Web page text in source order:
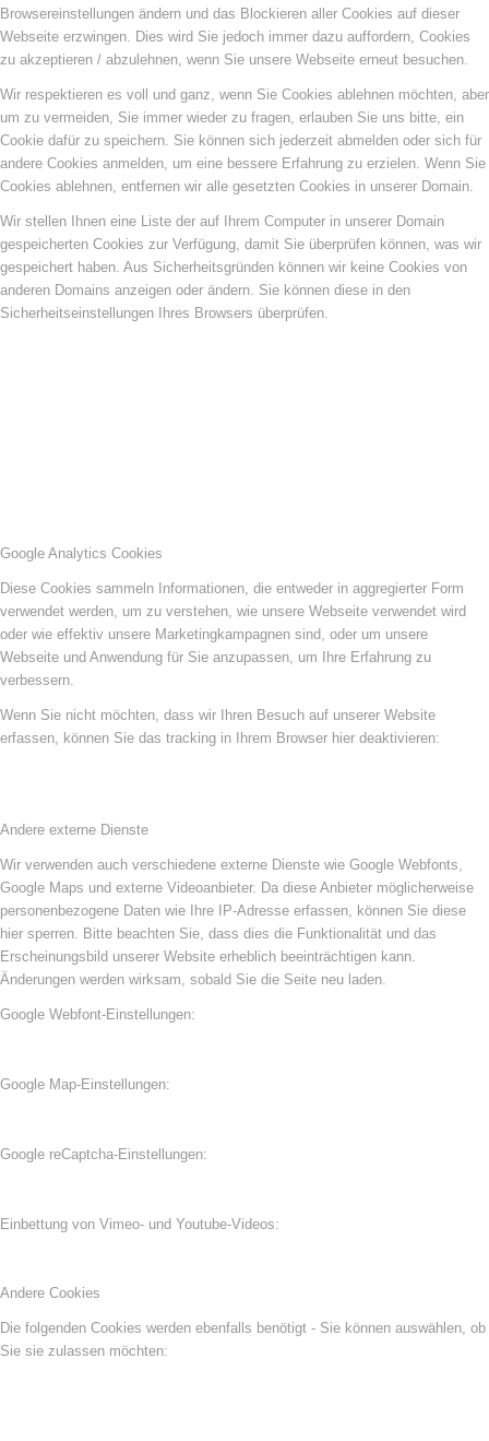
Browsereinstellungen ändern und das Blockieren aller Cookies auf dieser
Webseite erzwingen. Dies wird Sie jedoch immer dazu auffordern, Cookies
zu akzeptieren / abzulehnen, wenn Sie unsere Webseite erneut besuchen.
Wir respektieren es voll und ganz, wenn Sie Cookies ablehnen möchten, aber
um zu vermeiden, Sie immer wieder zu fragen, erlauben Sie uns bitte, ein
Cookie dafür zu speichern. Sie können sich jederzeit abmelden oder sich für
andere Cookies anmelden, um eine bessere Erfahrung zu erzielen. Wenn Sie
Cookies ablehnen, entfernen wir alle gesetzten Cookies in unserer Domain.
Wir stellen Ihnen eine Liste der auf Ihrem Computer in unserer Domain
gespeicherten Cookies zur Verfügung, damit Sie überprüfen können, was wir
gespeichert haben. Aus Sicherheitsgründen können wir keine Cookies von
anderen Domains anzeigen oder ändern. Sie können diese in den
Sicherheitseinstellungen Ihres Browsers überprüfen.
Google Analytics Cookies
Diese Cookies sammeln Informationen, die entweder in aggregierter Form
verwendet werden, um zu verstehen, wie unsere Webseite verwendet wird
oder wie effektiv unsere Marketingkampagnen sind, oder um unsere
Webseite und Anwendung für Sie anzupassen, um Ihre Erfahrung zu
verbessern.
Wenn Sie nicht möchten, dass wir Ihren Besuch auf unserer Website
erfassen, können Sie das tracking in Ihrem Browser hier deaktivieren:
Andere externe Dienste
Wir verwenden auch verschiedene externe Dienste wie Google Webfonts,
Google Maps und externe Videoanbieter. Da diese Anbieter möglicherweise
personenbezogene Daten wie Ihre IP-Adresse erfassen, können Sie diese
hier sperren. Bitte beachten Sie, dass dies die Funktionalität und das
Erscheinungsbild unserer Website erheblich beeinträchtigen kann.
Änderungen werden wirksam, sobald Sie die Seite neu laden.
Google Webfont-Einstellungen:
Google Map-Einstellungen:
Google reCaptcha-Einstellungen:
Einbettung von Vimeo- und Youtube-Videos:
Andere Cookies
Die folgenden Cookies werden ebenfalls benötigt - Sie können auswählen, ob
Sie sie zulassen möchten: